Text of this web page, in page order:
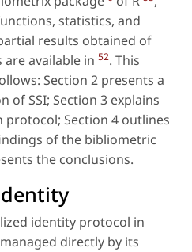
statistics, and
results obtained of
available in 52. This
Section 2 presents a
of SSI; Section 3 explains
Section 4 outlines
of the bibliometric
the conclusions.
identity protocol in
directly by its